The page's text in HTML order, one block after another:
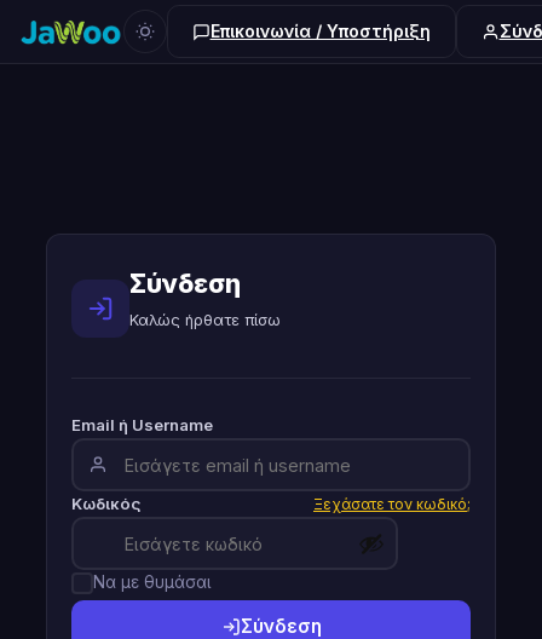
Επικοινωνία / Υποστήριξη
Σύνδεση
Καλώς ήρθατε πίσω
Email ή Username
Κωδικός Ξεχάσατε τον κωδικό;
Να με θυμάσαι
Σύνδεση